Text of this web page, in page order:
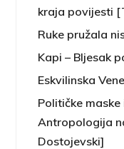
kraja povijesti
Ruke pružala
Kapi – Bljesak
Eskvilinska
Političke
Antropologija
Dostojevski]